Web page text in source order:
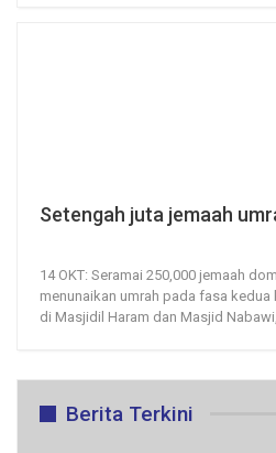
Setengah juta jemaah
14 OKT: Seramai 250,000 jemaah
menunaikan umrah pada fasa kedua
di Masjidil Haram dan Masjid
Berita Terkini